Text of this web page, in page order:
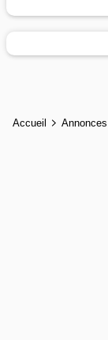
Accueil Annonces